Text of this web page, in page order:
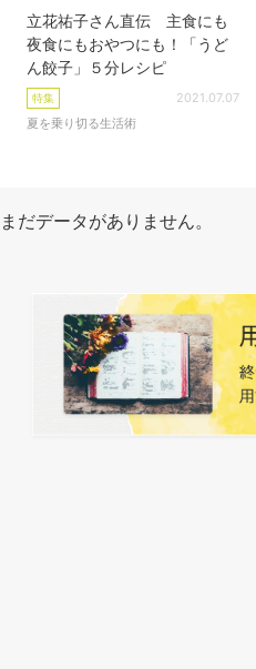
立花祐子さん直伝 主食にも
夜食にもおやつにも！「うど
ん餃子」５分レシピ
特集
夏を乗り切る生活術
2021.07.07
まだデータがありません。